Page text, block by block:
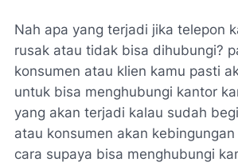
Nah apa yang terjadi jika telepon
rusak atau tidak bisa dihubungi?
konsumen atau klien kamu pasti
untuk bisa menghubungi kantor
yang akan terjadi kalau sudah
atau konsumen akan
cara supaya bisa menghubungi